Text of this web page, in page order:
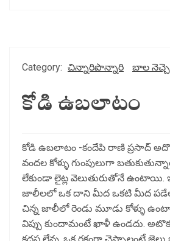
Category: చిన్నారిపొన్నారి బాల
కోడి ఉబలాటం
కోడి ఉబలాటం -కందేపి రాణి ప్రసాద్
వందల కోళ్ళు గుంపులుగా
లేకుండా లైట్ల వెలుతురుతోనే ఉంటాయి.
జాలీలలో ఒక దాని మీద ఒకటి మీద
చిన్న జాలీలో రెండు మూడు కోళ్ళు
విప్పు కుందామంటే ఖాళీ ఉండదు.